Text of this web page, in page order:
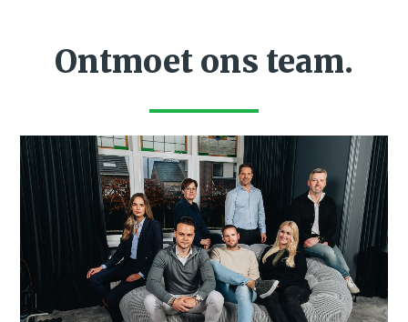
Ontmoet ons team.